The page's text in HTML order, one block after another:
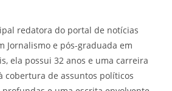
redatora do portal de notícias
Jornalismo e pós-graduada em
ela possui 32 anos e uma carreira
cobertura de assuntos políticos